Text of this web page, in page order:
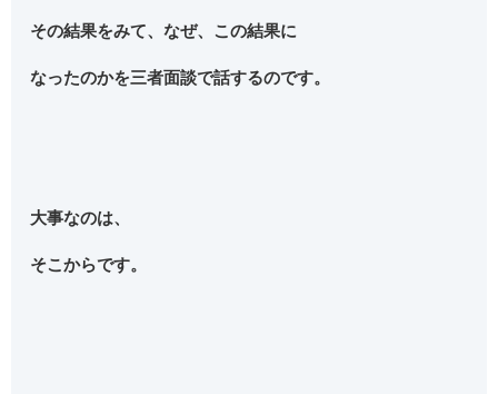
その結果をみて、なぜ、この結果に
なったのかを三者面談で話するのです。
大事なのは、
そこからです。